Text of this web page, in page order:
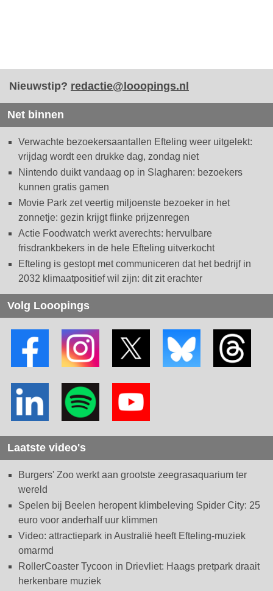
Nieuwstip? redactie@looopings.nl
Net binnen
Verwachte bezoekersaantallen Efteling weer uitgelekt:
vrijdag wordt een drukke dag, zondag niet
Nintendo duikt vandaag op in Slagharen: bezoekers
kunnen gratis gamen
Movie Park zet veertig miljoenste bezoeker in het
zonnetje: gezin krijgt flinke prijzenregen
Actie Foodwatch werkt averechts: hervulbare
frisdrankbekers in de hele Efteling uitverkocht
Efteling is gestopt met communiceren dat het bedrijf in
2032 klimaatpositief wil zijn: dit zit erachter
Volg Looopings
Laatste video's
Burgers' Zoo werkt aan grootste zeegrasaquarium ter
wereld
Spelen bij Beelen heropent klimbeleving Spider City: 25
euro voor anderhalf uur klimmen
Video: attractiepark in Australië heeft Efteling-muziek
omarmd
RollerCoaster Tycoon in Drievliet: Haags pretpark draait
herkenbare muziek